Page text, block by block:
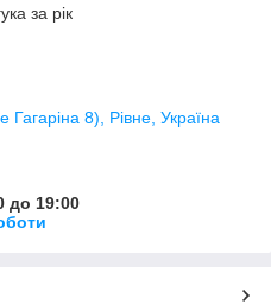
за рік
8), Рівне, Україна
до 19:00